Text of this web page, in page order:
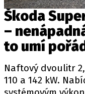
INCORP
Škoda
–
to umí
Naftový dvoulitr
110 a 142 kW.